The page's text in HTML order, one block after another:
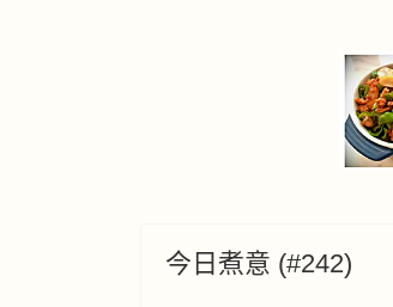
今日煮意 (#242)